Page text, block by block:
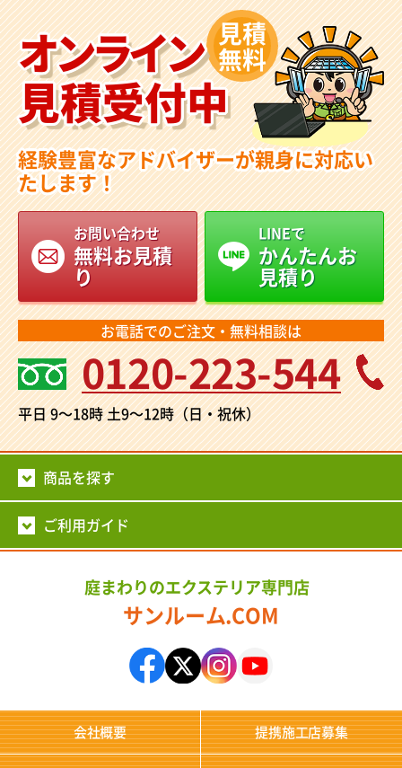
オンライン
見積受付中
見積
無料
経験豊富なアドバイザーが親身に対応い
たします！
お問い合わせ
無料お見積
り
LINEで
かんたんお
見積り
お電話でのご注文・無料相談は
0120-223-544
平日 9～18時土9～12時（日・祝休）
商品を探す
ご利用ガイド
庭まわりのエクステリア専門店
サンルーム.COM
会社概要 提携施工店募集